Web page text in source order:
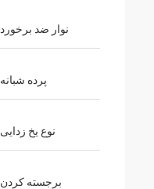
نوار ضد برخورد
پرده شبانه
نوع یخ زدایی
برجسته کردن